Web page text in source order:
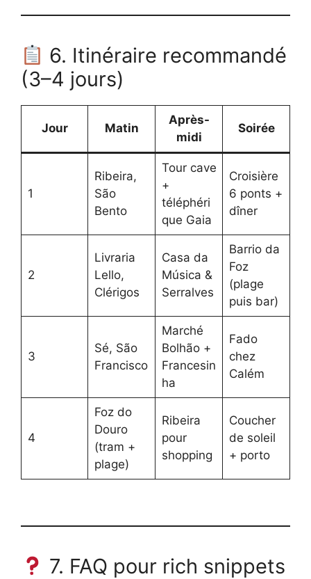
6. Itinéraire recommandé
(3–4 jours)
Jour Matin
Après-
midi
Soirée
1
Ribeira,
São
Bento
Tour cave
+
téléphéri
que Gaia
Croisière
6 ponts +
dîner
2
Livraria
Lello,
Clérigos
Casa da
Música &
Serralves
Barrio da
Foz
(plage
puis bar)
3
Sé, São
Francisco
Marché
Bolhão +
Francesin
ha
Fado
chez
Calém
4
Foz do
Douro
(tram +
plage)
Ribeira
pour
shopping
Coucher
de soleil
+ porto
7. FAQ pour rich snippets